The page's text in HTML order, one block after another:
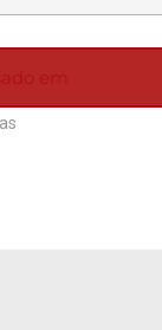
em